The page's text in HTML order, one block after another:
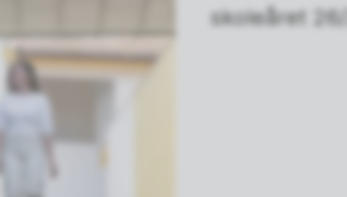
skoleåret 26/